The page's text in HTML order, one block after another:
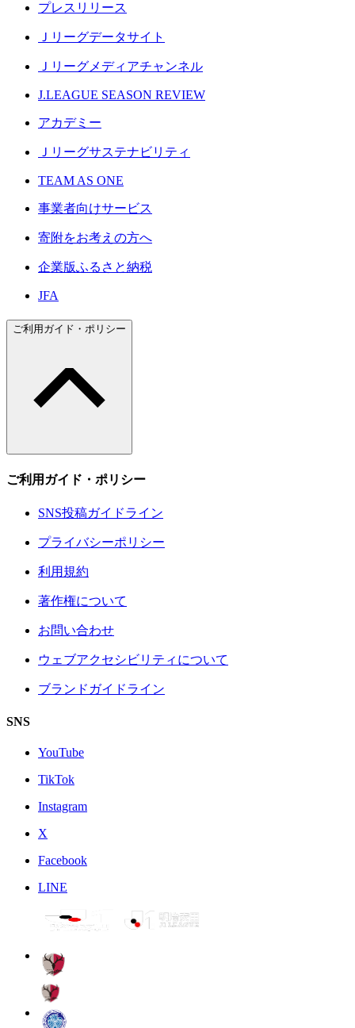
プレスリリース
Ｊリーグデータサイト
Ｊリーグメディアチャンネル
J.LEAGUE SEASON REVIEW
アカデミー
Ｊリーグサステナビリティ
TEAM AS ONE
事業者向けサービス
寄附をお考えの方へ
企業版ふるさと納税
JFA
ご利用ガイド・ポリシー
ご利用ガイド・ポリシー
SNS投稿ガイドライン
プライバシーポリシー
利用規約
著作権について
お問い合わせ
ウェブアクセシビリティについて
ブランドガイドライン
SNS
YouTube
TikTok
Instagram
X
Facebook
LINE